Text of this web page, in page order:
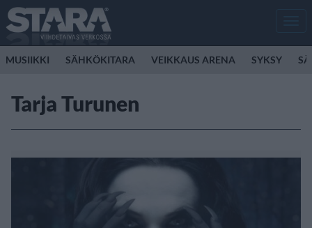
MUSIIKKI SÄHKÖKITARA VEIKKAUS ARENA SYKSY
Tarja Turunen